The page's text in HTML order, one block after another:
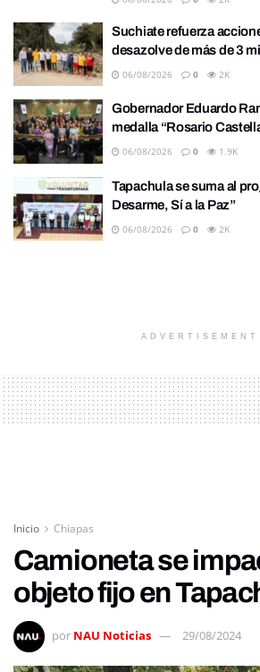
Suchiate refuerza
desazolve de más de 3
06/08/2026 0 2K
Gobernador Eduardo
medalla “Rosario
06/08/2026 0 1.9K
Tapachula se suma al
Desarme, Sí a la Paz”
06/08/2026 0 2K
ADVERTISEMENT
Inicio Chiapas
Camioneta se
objeto fijo en
por NAU Noticias 29/08/2024